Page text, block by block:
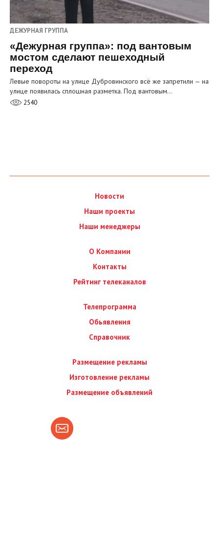
ДЕЖУРНАЯ ГРУППА
«Дежурная группа»: под вантовым
мостом сделают пешеходный
переход
Левые повороты на улице Дубровинского всё же запретили — на
улице появилась сплошная разметка. Под вантовым…
2540
Новости
Наши проекты
Наши менеджеры
О Компании
Контакты
Рейтинг телеканалов
Телепрограмма
Обьявления
Справочник
Размещение рекламы
Изготовление рекламы
Размещение объявлений